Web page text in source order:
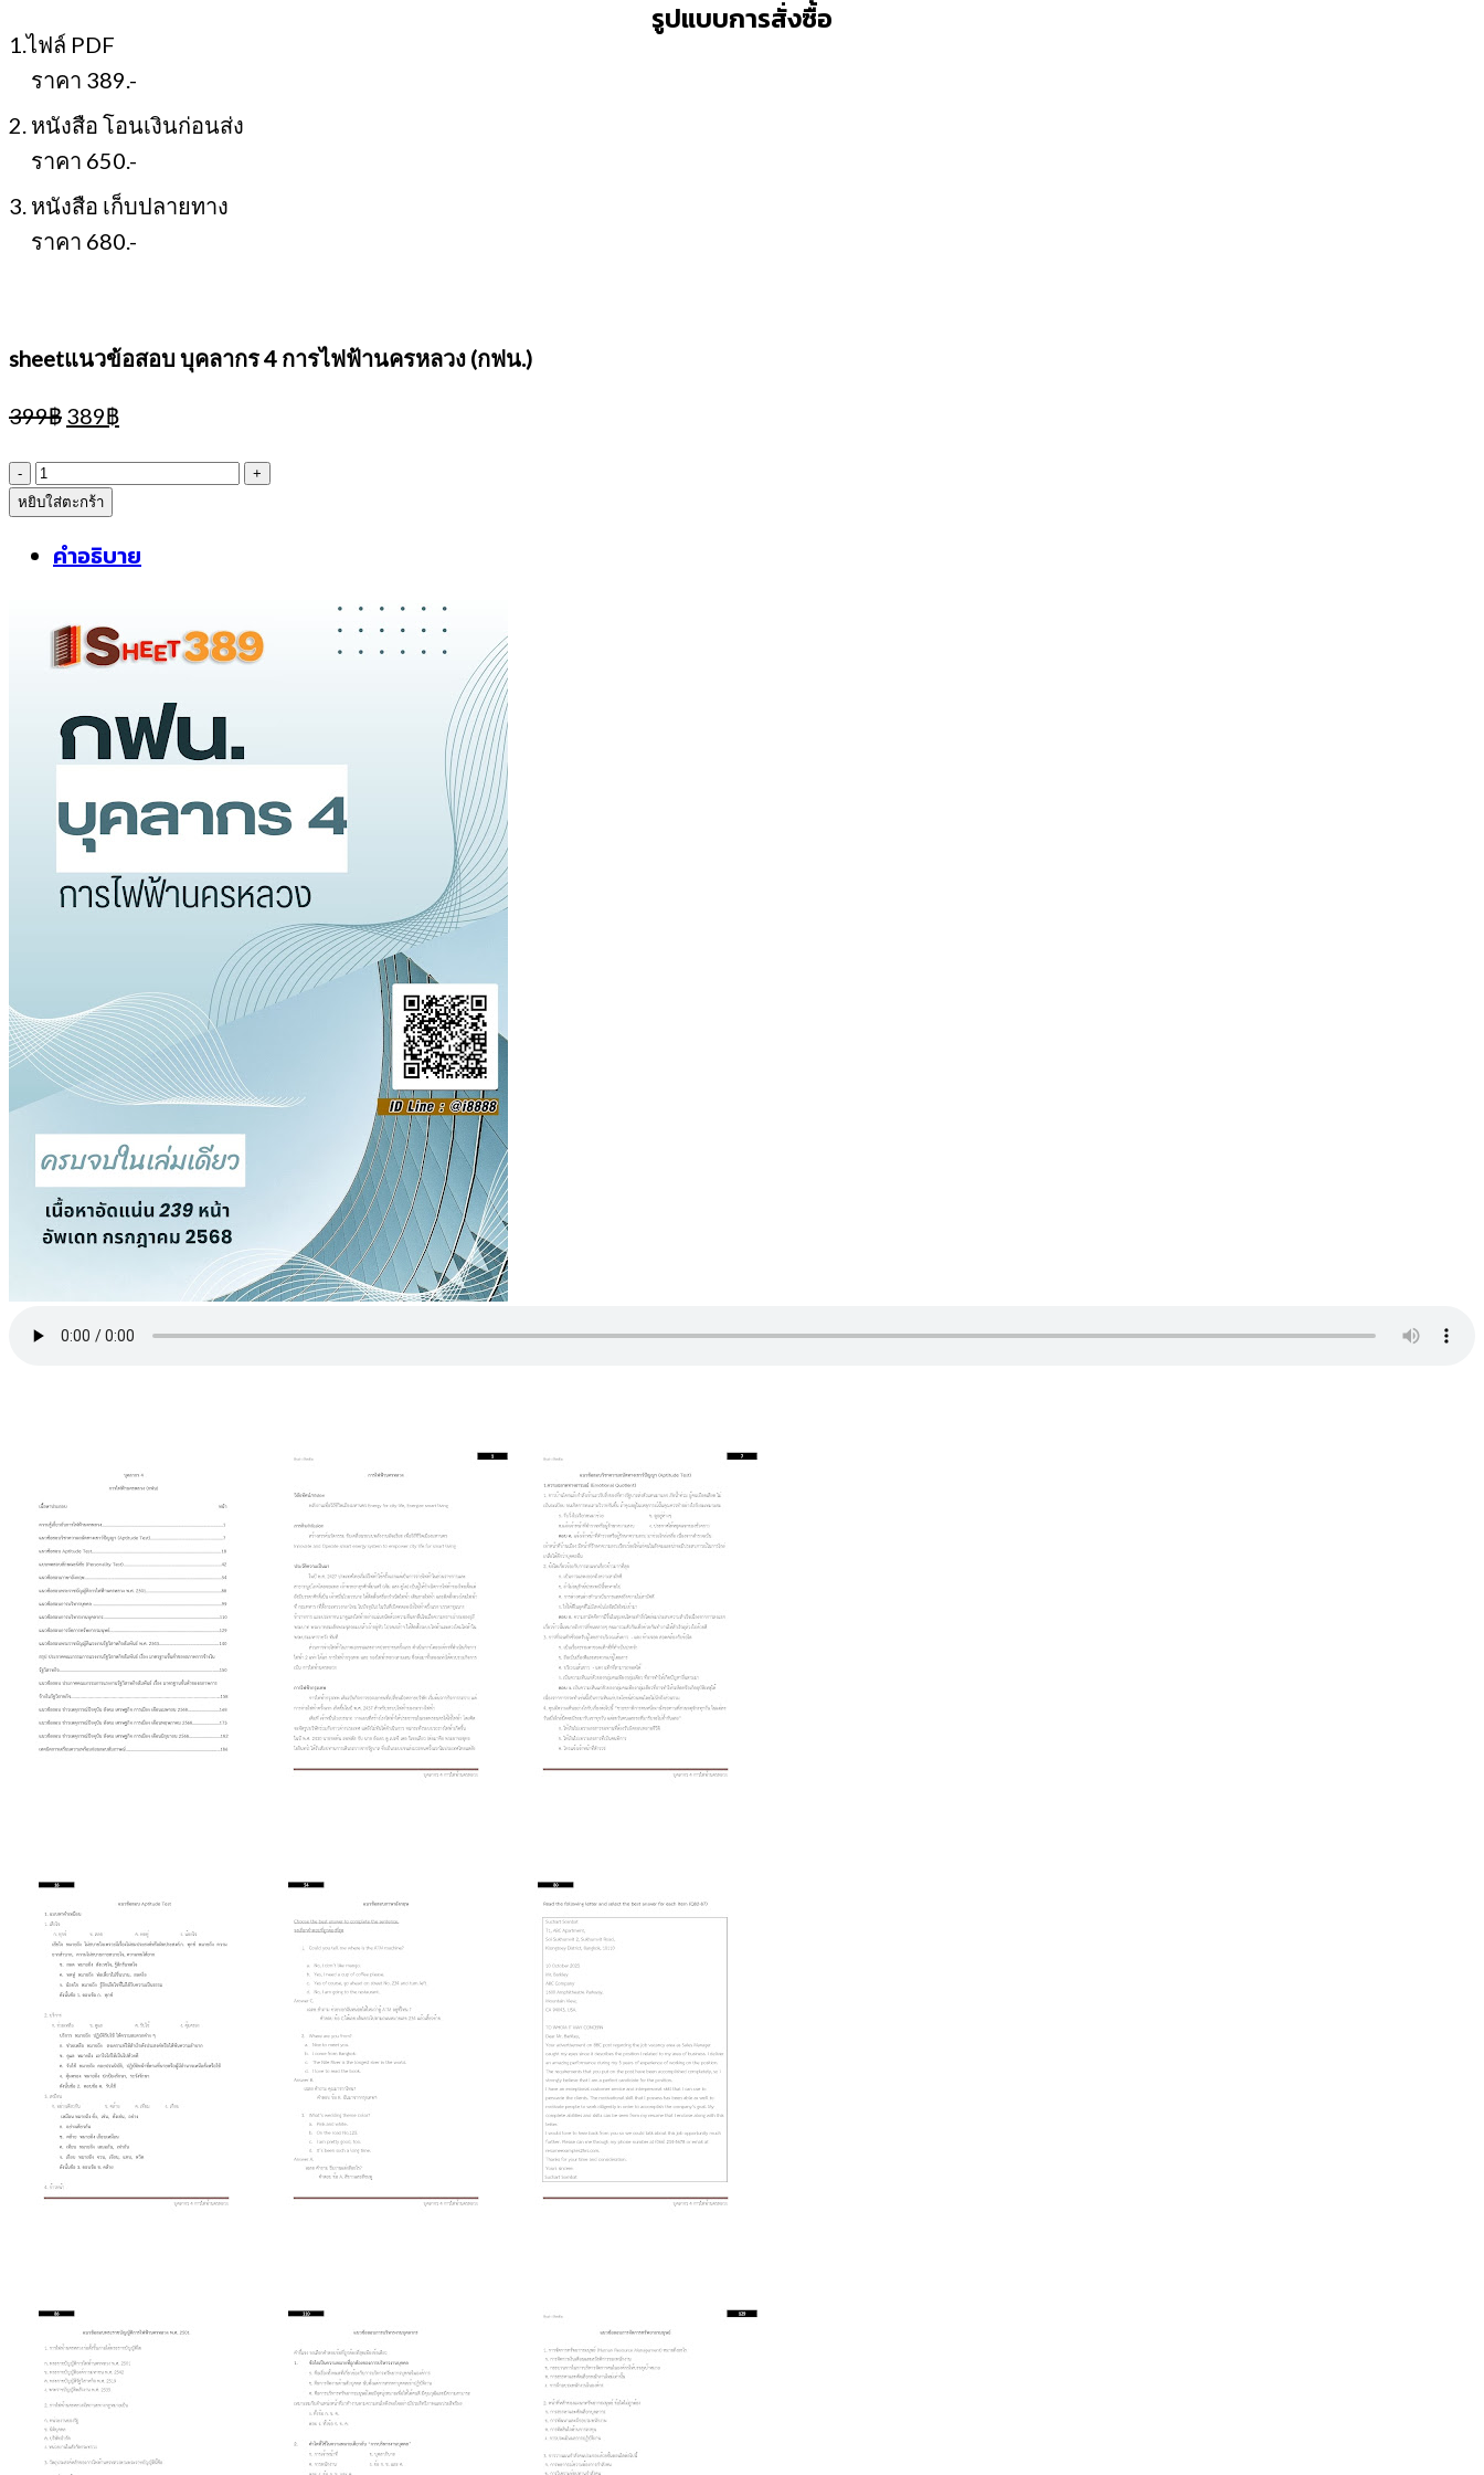
รูปแบบการสั่งซื้อ
1.ไฟล์ PDF
ราคา 389.-
2. หนังสือ โอนเงินก่อนส่ง
ราคา 650.-
3. หนังสือ เก็บปลายทาง
ราคา 680.-
sheetแนวข้อสอบ บุคลากร 4 การไฟฟ้านครหลวง (กฟน.)
399฿ Original
was:
399฿.
389฿Current
is:
389฿.
จำนวน
sheetแนว
ข้อสอบ
การ
ไฟฟ้า
นครหลวง
(กฟน.)
หยิบใส่ตะกร้า
คำอธิบาย